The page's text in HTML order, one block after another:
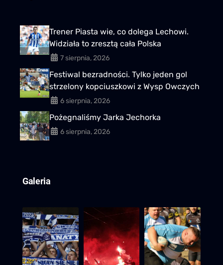
Trener Piasta wie, co dolega Lechowi.
Widziała to zresztą cała Polska
7 sierpnia, 2026
Festiwal bezradności. Tylko jeden gol
strzelony kopciuszkowi z Wysp Owczych
6 sierpnia, 2026
Pożegnaliśmy Jarka Jechorka
6 sierpnia, 2026
Galeria